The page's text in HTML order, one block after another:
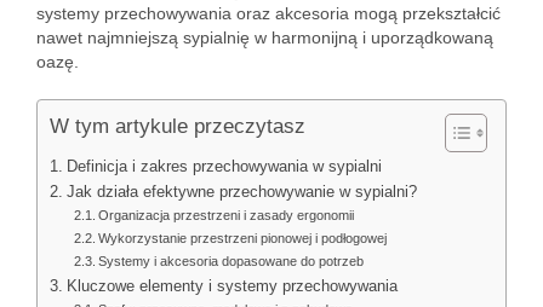
systemy przechowywania oraz akcesoria mogą przekształcić
nawet najmniejszą sypialnię w harmonijną i uporządkowaną
oazę.
W tym artykule przeczytasz
Definicja i zakres przechowywania w sypialni
Jak działa efektywne przechowywanie w sypialni?
Organizacja przestrzeni i zasady ergonomii
Wykorzystanie przestrzeni pionowej i podłogowej
Systemy i akcesoria dopasowane do potrzeb
Kluczowe elementy i systemy przechowywania